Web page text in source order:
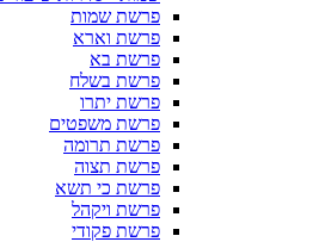
פרשת שמות
פרשת וארא
פרשת בא
פרשת בשלח
פרשת יתרו
פרשת משפטים
פרשת תרומה
פרשת תצוה
פרשת כי תשא
פרשת ויקהל
פרשת פקודי